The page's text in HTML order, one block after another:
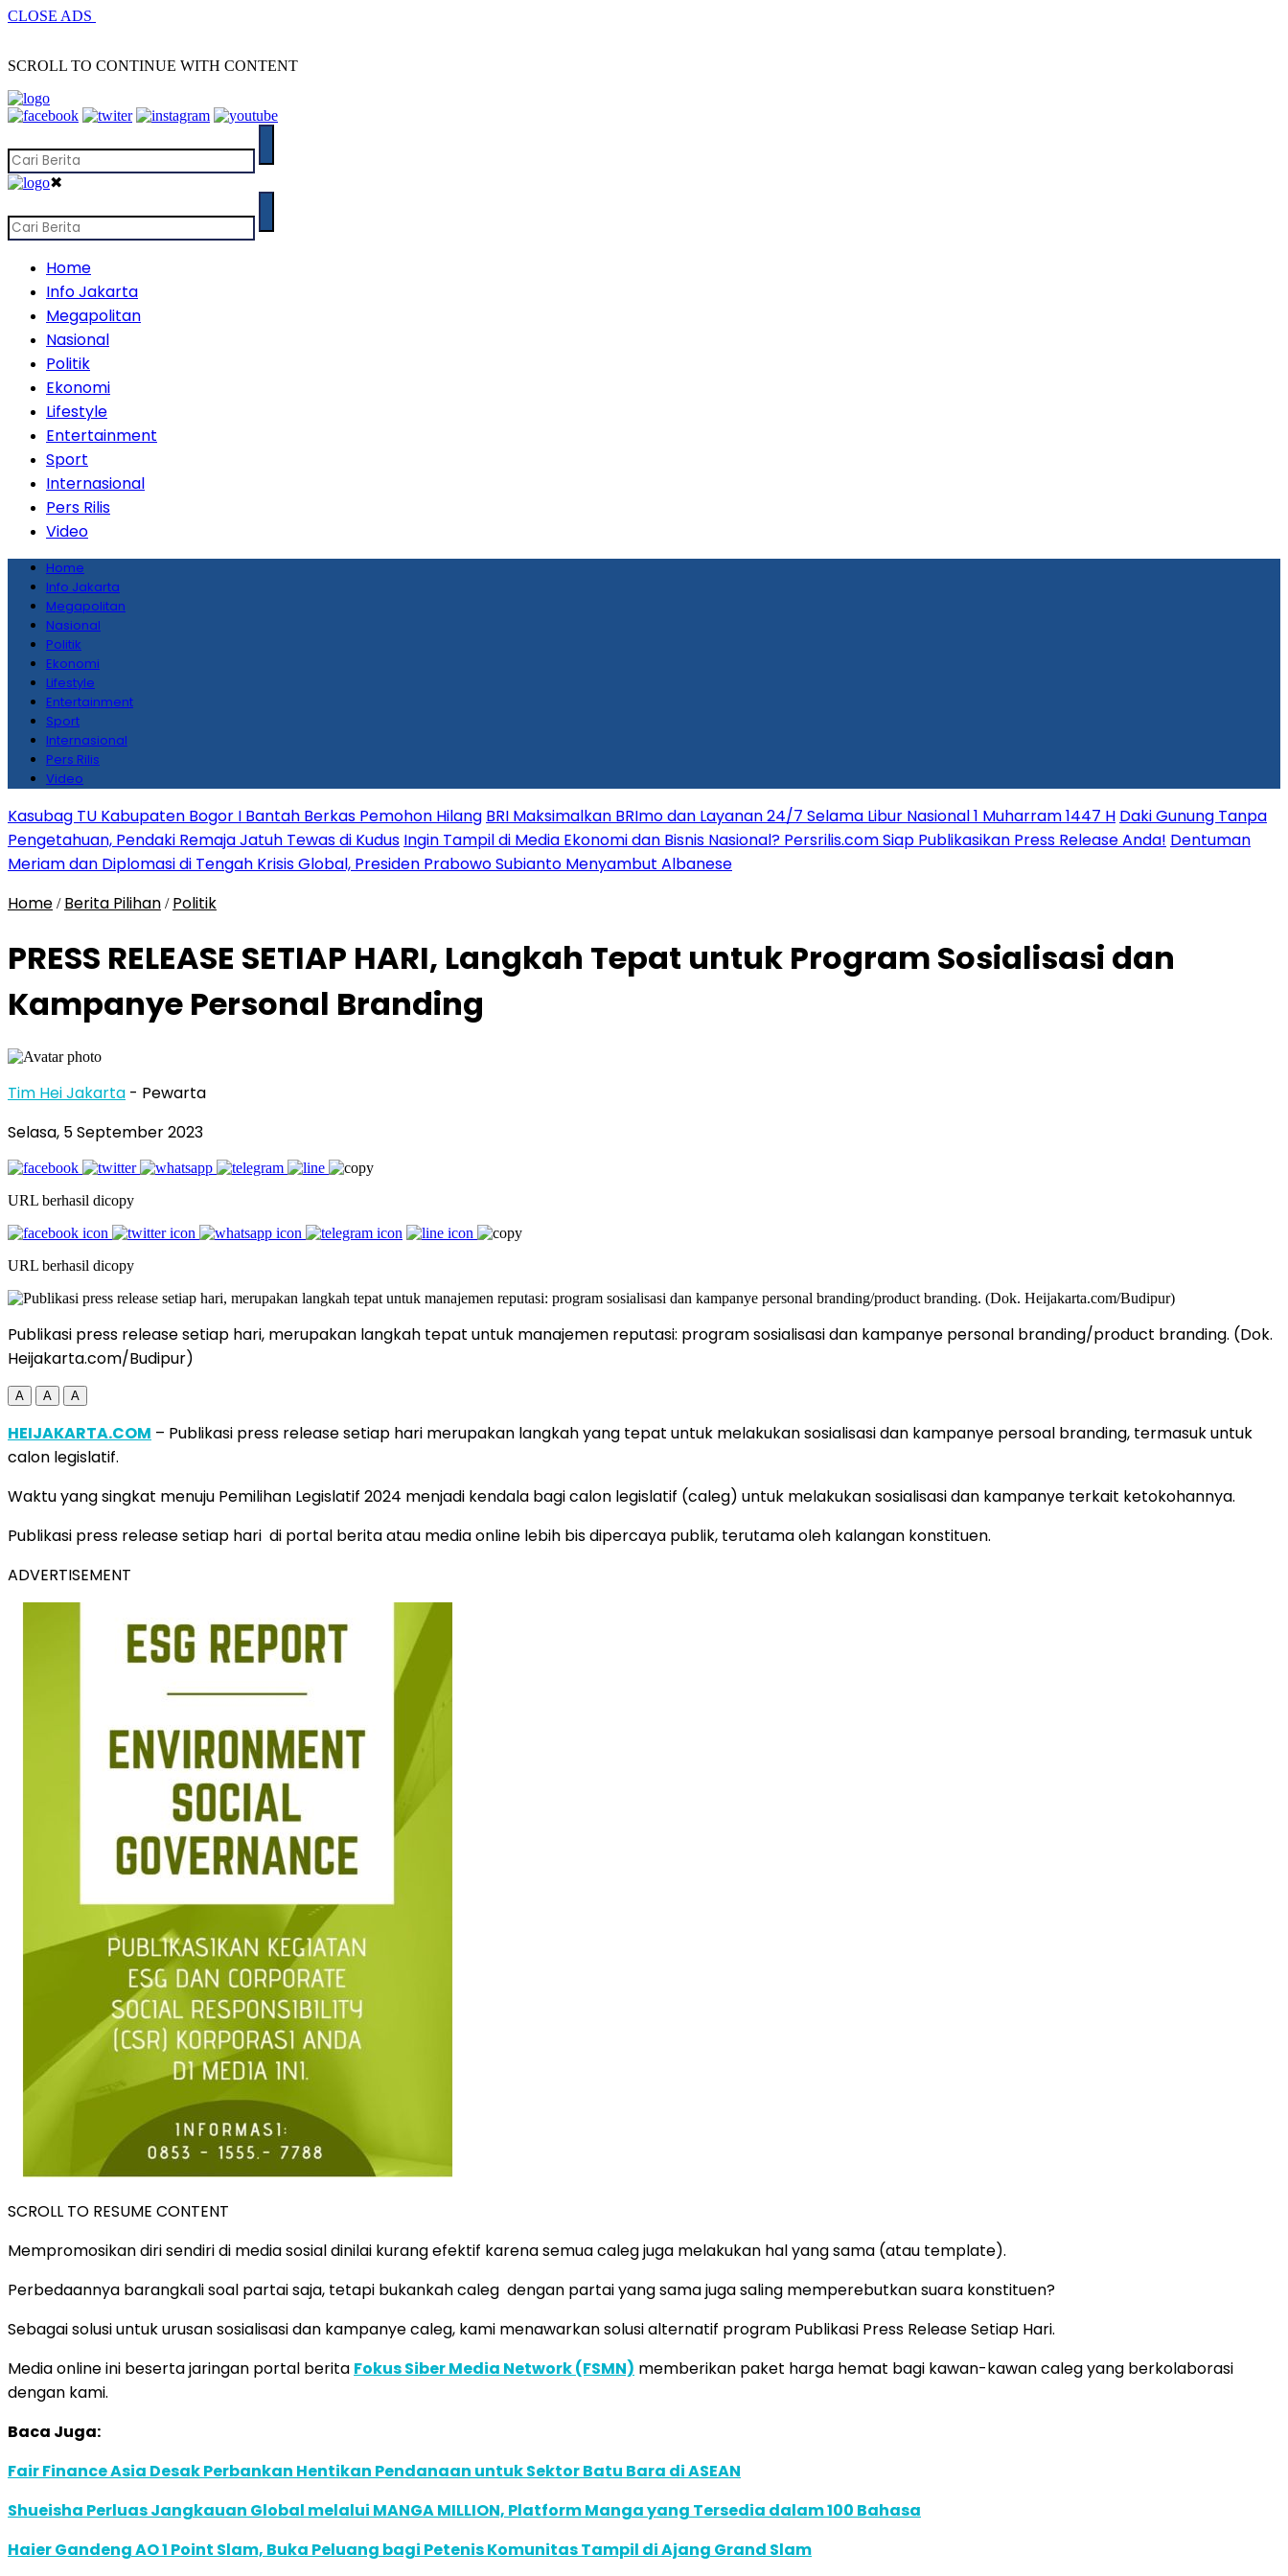
CLOSE ADS
SCROLL TO CONTINUE WITH CONTENT
✖
Home
Info Jakarta
Megapolitan
Nasional
Politik
Ekonomi
Lifestyle
Entertainment
Sport
Internasional
Pers Rilis
Video
Home
Info Jakarta
Megapolitan
Nasional
Politik
Ekonomi
Lifestyle
Entertainment
Sport
Internasional
Pers Rilis
Video
Kasubag TU Kabupaten Bogor I Bantah Berkas Pemohon Hilang BRI Maksimalkan BRImo dan Layanan 24/7 Selama Libur Nasional 1 Muharram 1447 H Daki Gunung Tanpa
Pengetahuan, Pendaki Remaja Jatuh Tewas di Kudus Ingin Tampil di Media Ekonomi dan Bisnis Nasional? Persrilis.com Siap Publikasikan Press Release Anda! Dentuman
Meriam dan Diplomasi di Tengah Krisis Global, Presiden Prabowo Subianto Menyambut Albanese
Home / Berita Pilihan / Politik
PRESS RELEASE SETIAP HARI, Langkah Tepat untuk Program Sosialisasi dan
Kampanye Personal Branding
Tim Hei Jakarta - Pewarta
Selasa, 5 September 2023
URL berhasil dicopy
URL berhasil dicopy
Publikasi press release setiap hari, merupakan langkah tepat untuk manajemen reputasi: program sosialisasi dan kampanye personal branding/product branding. (Dok.
Heijakarta.com/Budipur)
A A A
HEIJAKARTA.COM – Publikasi press release setiap hari merupakan langkah yang tepat untuk melakukan sosialisasi dan kampanye persoal branding, termasuk untuk
calon legislatif.
Waktu yang singkat menuju Pemilihan Legislatif 2024 menjadi kendala bagi calon legislatif (caleg) untuk melakukan sosialisasi dan kampanye terkait ketokohannya.
Publikasi press release setiap hari di portal berita atau media online lebih bis dipercaya publik, terutama oleh kalangan konstituen.
ADVERTISEMENT
SCROLL TO RESUME CONTENT
Mempromosikan diri sendiri di media sosial dinilai kurang efektif karena semua caleg juga melakukan hal yang sama (atau template).
Perbedaannya barangkali soal partai saja, tetapi bukankah caleg dengan partai yang sama juga saling memperebutkan suara konstituen?
Sebagai solusi untuk urusan sosialisasi dan kampanye caleg, kami menawarkan solusi alternatif program Publikasi Press Release Setiap Hari.
Media online ini beserta jaringan portal berita Fokus Siber Media Network (FSMN) memberikan paket harga hemat bagi kawan-kawan caleg yang berkolaborasi
dengan kami.
Baca Juga:
Fair Finance Asia Desak Perbankan Hentikan Pendanaan untuk Sektor Batu Bara di ASEAN
Shueisha Perluas Jangkauan Global melalui MANGA MILLION, Platform Manga yang Tersedia dalam 100 Bahasa
Haier Gandeng AO 1 Point Slam, Buka Peluang bagi Petenis Komunitas Tampil di Ajang Grand Slam